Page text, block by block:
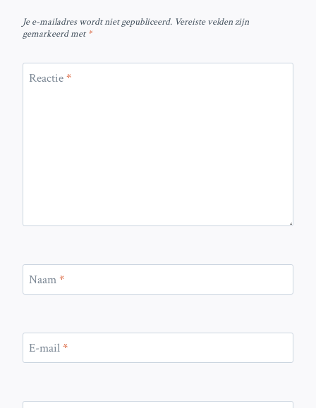
Je e-mailadres wordt niet gepubliceerd. Vereiste velden zijn
gemarkeerd met*
Reactie*
Naam*
E-mail*